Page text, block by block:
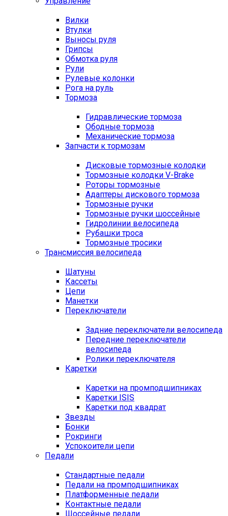
Вилки
Втулки
Выносы руля
Грипсы
Обмотка руля
Рули
Рулевые колонки
Рога на руль
Тормоза
Гидравлические тормоза
Ободные тормоза
Механические тормоза
Запчасти к тормозам
Дисковые тормозные колодки
Тормозные колодки V-Brake
Роторы тормозные
Адаптеры дискового тормоза
Тормозные ручки
Тормозные ручки шоссейные
Гидролинии велосипеда
Рубашки троса
Тормозные тросики
Трансмиссия велосипеда
Шатуны
Кассеты
Цепи
Манетки
Переключатели
Задние переключатели велосипеда
Передние переключатели
велосипеда
Ролики переключателя
Каретки
Каретки на промподшипниках
Каретки ISIS
Каретки под квадрат
Звезды
Бонки
Рокринги
Успокоители цепи
Педали
Стандартные педали
Педали на промподшипниках
Платформенные педали
Контактные педали
Шоссейные педали